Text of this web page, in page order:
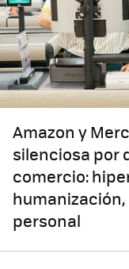
Amazon y
silenciosa por
comercio:
personal